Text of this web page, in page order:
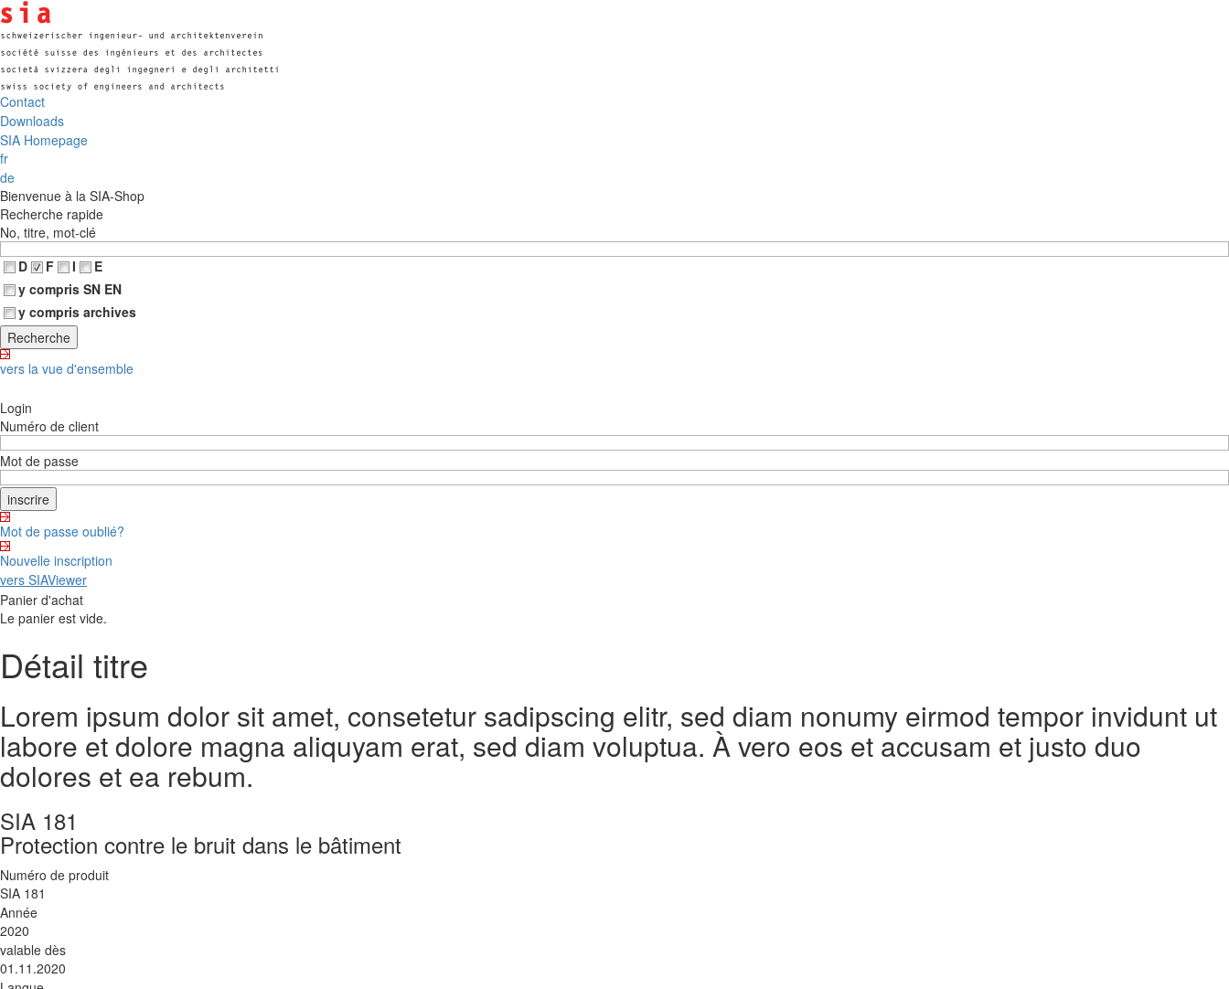
Contact
Downloads
SIA Homepage
fr
de
Bienvenue à la SIA-Shop
Recherche rapide
No, titre, mot-clé
D
F I
E
y compris SN EN
y compris archives
vers la vue d'ensemble
Login
Numéro de client
Mot de passe
Mot de passe oublié?
Nouvelle inscription
vers SIAViewer
Panier d'achat
Le panier est vide.
Détail titre
Lorem ipsum dolor sit amet, consetetur sadipscing elitr, sed diam nonumy eirmod tempor invidunt ut
labore et dolore magna aliquyam erat, sed diam voluptua. À vero eos et accusam et justo duo
dolores et ea rebum.
SIA 181
Protection contre le bruit dans le bâtiment
Numéro de produit
SIA 181
Année
2020
valable dès
01.11.2020